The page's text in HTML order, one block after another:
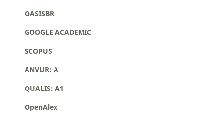
OASISBR
GOOGLE ACADEMIC
SCOPUS
ANVUR: A
QUALIS: A1
OpenAlex